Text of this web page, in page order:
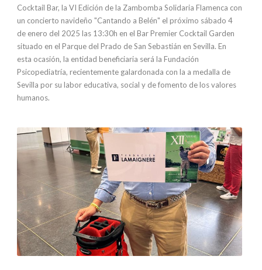
Cocktail Bar, la VI Edición de la Zambomba Solidaria Flamenca con
un concierto navideño "Cantando a Belén" el próximo sábado 4
de enero del 2025 las 13:30h en el Bar Premier Cocktail Garden
situado en el Parque del Prado de San Sebastián en Sevilla. En
esta ocasión, la entidad beneficiaria será la Fundación
Psicopediatría, recientemente galardonada con la a medalla de
Sevilla por su labor educativa, social y de fomento de los valores
humanos.